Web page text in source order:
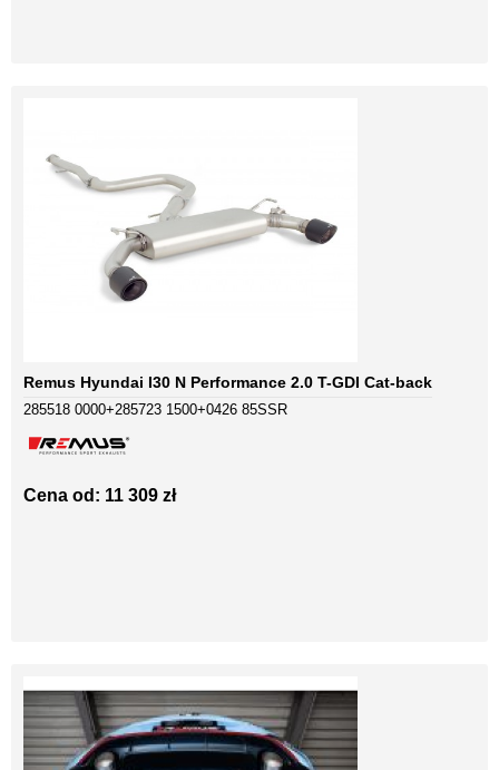
Remus Hyundai I30 N Performance 2.0 T-GDI Cat-back
285518 0000+285723 1500+0426 85SSR
Cena od: 11 309 zł